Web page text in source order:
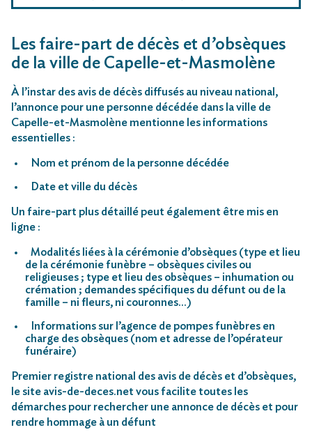
Les faire-part de décès et d’obsèques
de la ville de Capelle-et-Masmolène
À l’instar des avis de décès diffusés au niveau national,
l’annonce pour une personne décédée dans la ville de
Capelle-et-Masmolène mentionne les informations
essentielles :
Nom et prénom de la personne décédée
Date et ville du décès
Un faire-part plus détaillé peut également être mis en
ligne :
Modalités liées à la cérémonie d’obsèques (type et lieu
de la cérémonie funèbre – obsèques civiles ou
religieuses ; type et lieu des obsèques – inhumation ou
crémation ; demandes spécifiques du défunt ou de la
famille – ni fleurs, ni couronnes…)
Informations sur l’agence de pompes funèbres en
charge des obsèques (nom et adresse de l’opérateur
funéraire)
Premier registre national des avis de décès et d’obsèques,
le site avis-de-deces.net vous facilite toutes les
démarches pour rechercher une annonce de décès et pour
rendre hommage à un défunt